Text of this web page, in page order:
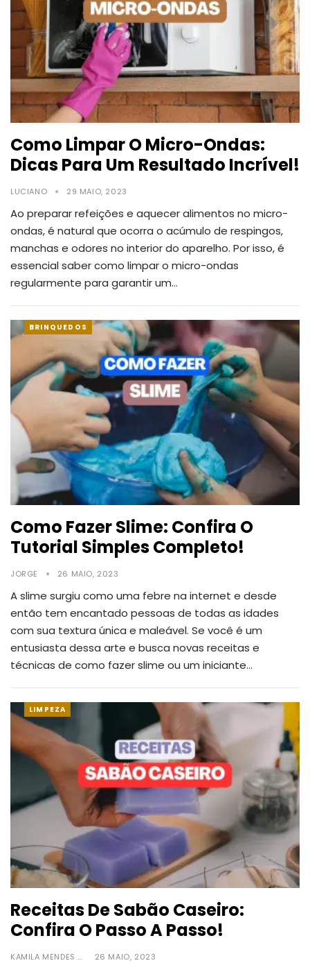
Como Limpar O Micro-Ondas:
Dicas Para Um Resultado Incrível!
LUCIANO 29 MAIO, 2023
Ao preparar refeições e aquecer alimentos no micro-
ondas, é natural que ocorra o acúmulo de respingos,
manchas e odores no interior do aparelho. Por isso, é
essencial saber como limpar o micro-ondas
regularmente para garantir um…
BRINQUEDOS
Como Fazer Slime: Confira O
Tutorial Simples Completo!
JORGE 26 MAIO, 2023
A slime surgiu como uma febre na internet e desde
então tem encantado pessoas de todas as idades
com sua textura única e maleável. Se você é um
entusiasta dessa arte e busca novas receitas e
técnicas de como fazer slime ou um iniciante…
LIMPEZA
Receitas De Sabão Caseiro:
Confira O Passo A Passo!
KAMILA MENDES 26 MAIO, 2023